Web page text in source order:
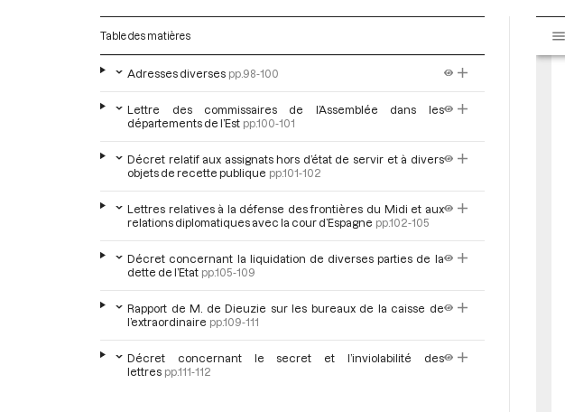
Table des matières
Adresses diverses pp.98-100
Lettre des commissaires de l’Assemblée dans les
départements de l’Est pp.100-101
Décret relatif aux assignats hors d’état de servir et à divers
objets de recette publique pp.101-102
Lettres relatives à la défense des frontières du Midi et aux
relations diplomatiques avec la cour d’Espagne pp.102-105
Décret concernant la liquidation de diverses parties de la
dette de l’Etat pp.105-109
Rapport de M. de Dieuzie sur les bureaux de la caisse de
l’extraordinaire pp.109-111
Décret concernant le secret et l’inviolabilité des
lettres pp.111-112
s